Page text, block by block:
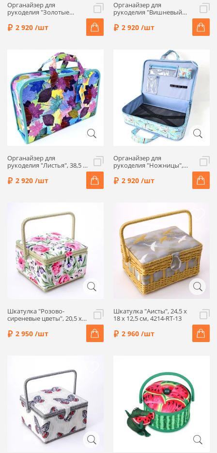
Органайзер для
рукоделия "Золотые
4264-RT
2 920 /шт
Органайзер для
рукоделия "Вишневый
4250-RT
2 920 /шт
Органайзер для
рукоделия "Листья", 38,5 x
2 920 /шт
Органайзер для
рукоделия "Ножницы",
2 920 /шт
Шкатулка "Розово-
сиреневые цветы", 20,5 x
2 950 /шт
Шкатулка "Аисты", 24,5 x
18 x 12,5 см, 4214-RT-13
2 960 /шт